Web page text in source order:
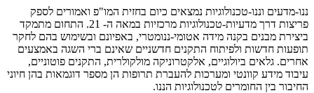
ננו-מדעים וננו-טכנולוגיות נמצאים כיום בחזית המו"פ ואמורים לספק
פריצות דרך מדעיות-טכנולוגיות מרכזיות במאה ה- 21. התחום מתמקד
ביצירת מבנים בקנה מידה אטומי-ננומטרי, באפיונם ובשימוש בהם לחקר
תופעות חדשות ולפיתוח התקנים חדשניים שאינם ברי השגה באמצעים
אחרים. גלאים ביולוגיים, אלקטרוניקה מולקולרית, התקנים פוטוניים,
עיבוד מידע קוונטי ומערכות להעברת תרופות הן מספר דוגמאות בהן חיוני
החיבור בין החומרים לטכנולוגיות הננו.